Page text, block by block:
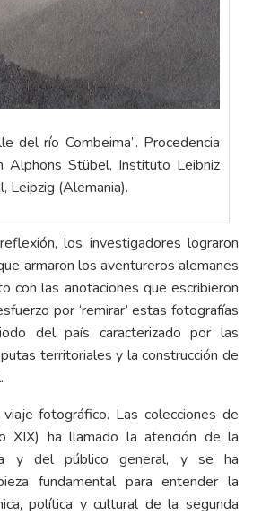
del río Combeima”. Procedencia
Alphons Stübel, Instituto Leibniz
Leipzig (Alemania).
los investigadores lograron
armaron los aventureros alemanes
con las anotaciones que escribieron
por ‘remirar’ estas fotografías
del país caracterizado por las
territoriales y la construcción de
fotográfico. Las colecciones de
XIX) ha llamado la atención de la
y del público general, y se ha
fundamental para entender la
política y cultural de la segunda